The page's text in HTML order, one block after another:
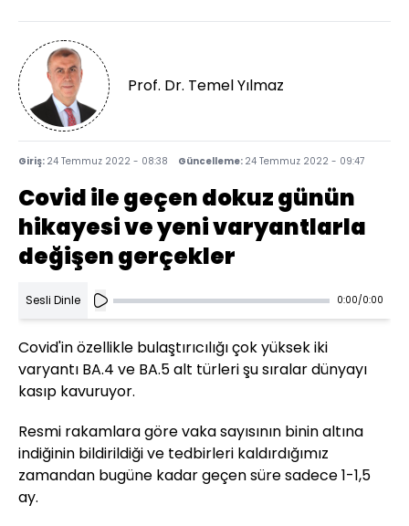
Prof. Dr. Temel Yılmaz
Giriş: 24 Temmuz 2022 - 08:38 Güncelleme: 24 Temmuz 2022 - 09:47
Covid ile geçen dokuz günün
hikayesi ve yeni varyantlarla
değişen gerçekler
Sesli Dinle 0:00/0:00
Covid'in özellikle bulaştırıcılığı çok yüksek iki
varyantı BA.4 ve BA.5 alt türleri şu sıralar dünyayı
kasıp kavuruyor.
Resmi rakamlara göre vaka sayısının binin altına
indiğinin bildirildiği ve tedbirleri kaldırdığımız
zamandan bugüne kadar geçen süre sadece 1-1,5
ay.